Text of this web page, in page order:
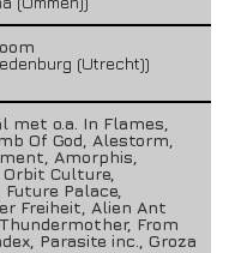
(Utrecht))
met o.a. In Flames,
Of God, Alestorm,
Amorphis,
Culture,
Palace,
Freiheit, Alien Ant
From
Parasite inc., Groza